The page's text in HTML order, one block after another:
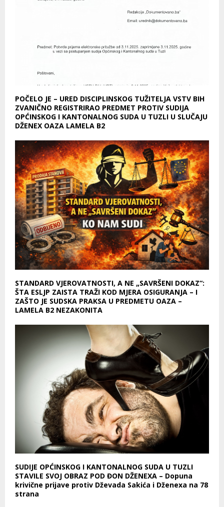
POČELO JE – URED DISCIPLINSKOG TUŽITELJA VSTV BIH
ZVANIČNO REGISTRIRAO PREDMET PROTIV SUDIJA
OPĆINSKOG I KANTONALNOG SUDA U TUZLI U SLUČAJU
DŽENEX OAZA LAMELA B2
STANDARD VJEROVATNOSTI, A NE „SAVRŠENI DOKAZ“:
ŠTA ESLJP ZAISTA TRAŽI KOD MJERA OSIGURANJA – I
ZAŠTO JE SUDSKA PRAKSA U PREDMETU OAZA –
LAMELA B2 NEZAKONITA
SUDIJE OPĆINSKOG I KANTONALNOG SUDA U TUZLI
STAVILE SVOJ OBRAZ POD ĐON DŽENEXA – Dopuna
krivične prijave protiv Dževada Sakića i Dženexa na 78
strana